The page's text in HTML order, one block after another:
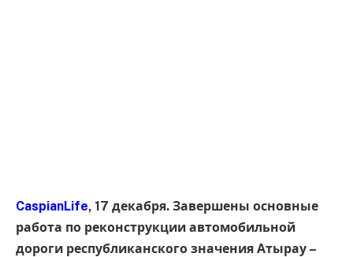
CaspianLife, 17 декабря. Завершены основные
работа по реконструкции автомобильной
дороги республиканского значения Атырау –